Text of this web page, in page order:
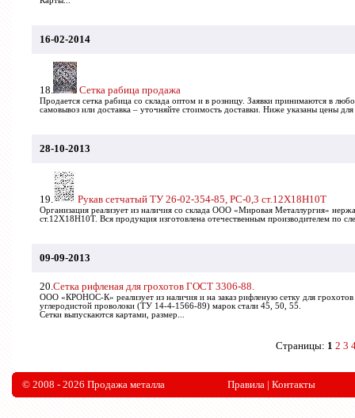
16-02-2014
18. Сетка рабица продажа
Продается сетка рабица со склада оптом и в розницу. Заявки принимаются в
самовывоз или доставка – уточняйте стоимость доставки. Ниже указаны цены
28-10-2013
19. Рукав сетчатый ТУ 26-02-354-85, РС-0,3 ст.12Х18Н10Т
Организация реализует из наличия со склада ООО «Мировая Металлургия»
ст.12Х18Н10Т. Вся продукция изготовлена отечественным производителем по
09-09-2013
20.Сетка рифленая для грохотов ГОСТ 3306-88.
ООО «КРОНОС-К» реализует из наличия и на заказ рифленую сетку для
углеродистой проволоки (ТУ 14-4-1566-89) марок стали 45, 50, 55.
Сетки выпускаются картами, размер...
Страницы: 1 2 3
© 2008 - 2026 Продажа металла Правила | Контакты